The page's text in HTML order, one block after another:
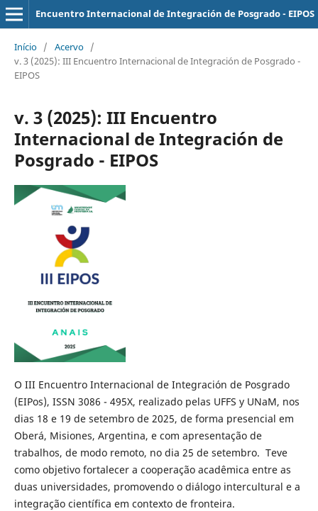
Encuentro Internacional de Integración de Posgrado - EIPOS
Início / Acervo /
v. 3 (2025): III Encuentro Internacional de Integración de Posgrado -
EIPOS
v. 3 (2025): III Encuentro
Internacional de Integración de
Posgrado - EIPOS
O III Encuentro Internacional de Integración de Posgrado
(EIPos), ISSN 3086 - 495X, realizado pelas UFFS y UNaM, nos
dias 18 e 19 de setembro de 2025, de forma presencial em
Oberá, Misiones, Argentina, e com apresentação de
trabalhos, de modo remoto, no dia 25 de setembro. Teve
como objetivo fortalecer a cooperação acadêmica entre as
duas universidades, promovendo o diálogo intercultural e a
integração científica em contexto de fronteira.